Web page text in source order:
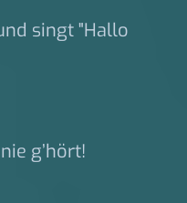
singt "Hallo
g’hört!